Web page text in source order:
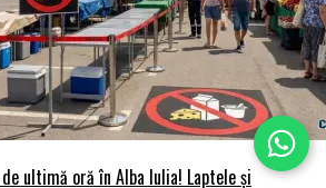
ultimă oră în Alba Iulia! Laptele și